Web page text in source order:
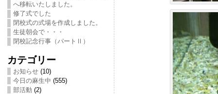
へ移転いたしました。
修了式でした
閉校式の式場を作成しました。
生徒朝会で・・・
閉校記念行事（パートⅡ）
カテゴリー
お知らせ(10)
今日の麻生中 (555)
部活動 (2)